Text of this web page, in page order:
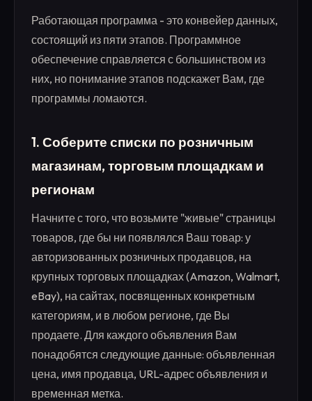
Работающая программа - это конвейер данных,
состоящий из пяти этапов. Программное
обеспечение справляется с большинством из
них, но понимание этапов подскажет Вам, где
программы ломаются.
1. Соберите списки по розничным
магазинам, торговым площадкам и
регионам
Начните с того, что возьмите "живые" страницы
товаров, где бы ни появлялся Ваш товар: у
авторизованных розничных продавцов, на
крупных торговых площадках (Amazon, Walmart,
eBay), на сайтах, посвященных конкретным
категориям, и в любом регионе, где Вы
продаете. Для каждого объявления Вам
понадобятся следующие данные: объявленная
цена, имя продавца, URL-адрес объявления и
временная метка.